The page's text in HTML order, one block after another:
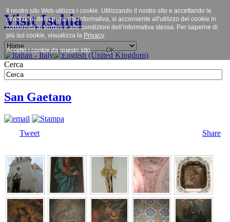
Visit Ischia
Cerca
San Gaetano
Tweet Share
Il nostro sito Web utilizza i cookie. Utilizzando il nostro sito e accettando le
condizioni della presente informativa, si acconsente all'utilizzo dei cookie in
conformità ai termini e alle condizioni dell’informativa stessa. Per saperne di
più sui cookie, visualizza la Privacy.
Accetto i cookie da questo sito. OK